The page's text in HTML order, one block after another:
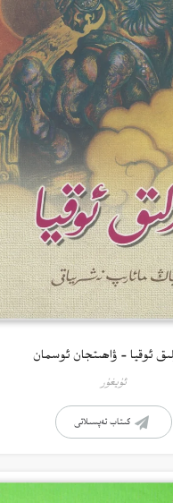
ئوقيا – ۋاھىتجان ئوسمان
ئۇيغۇر
كىتاب تەپسىلاتى